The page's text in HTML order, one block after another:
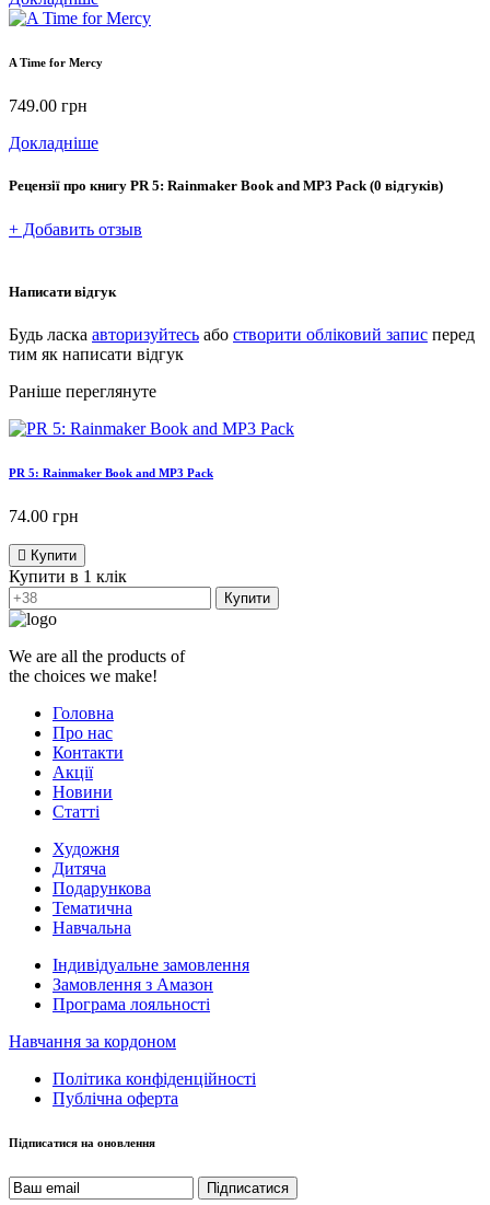
A Time for Mercy
749.00 грн
Докладніше
Рецензії про книгу PR 5: Rainmaker Book and MP3 Pack (0 відгуків)
+ Добавить отзыв
Написати відгук
Будь ласка авторизуйтесь або створити обліковий запис перед
тим як написати відгук
Раніше переглянуте
PR 5: Rainmaker Book and MP3 Pack
74.00 грн
Купити
Купити в 1 клік
Купити
We are all the products of
the choices we make!
Головна
Про нас
Контакти
Акції
Новини
Статті
Художня
Дитяча
Подарункова
Тематична
Навчальна
Індивідуальне замовлення
Замовлення з Амазон
Програма лояльності
Навчання за кордоном
Політика конфіденційності
Публічна оферта
Підписатися на оновлення